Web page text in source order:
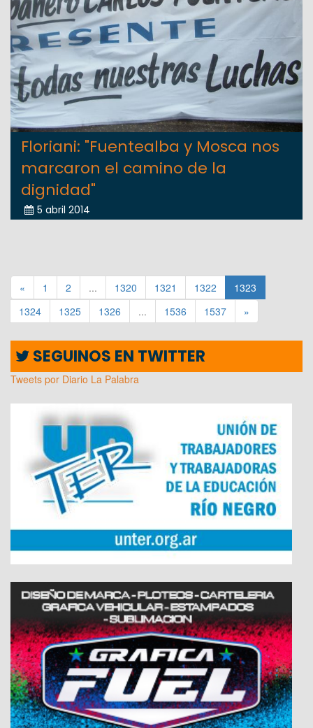
Floriani: "Fuentealba y Mosca nos
marcaron el camino de la
dignidad"
5 abril 2014
« 1 2 ... 1320 1321 1322
1323
1324
1325 1326 ... 1536 1537 »
SEGUINOS EN TWITTER
Tweets por Diario La Palabra